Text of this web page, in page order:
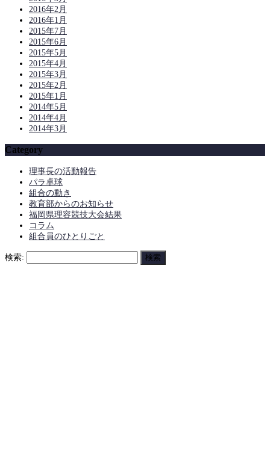
2016年2月
2016年1月
2015年7月
2015年6月
2015年5月
2015年4月
2015年3月
2015年2月
2015年1月
2014年5月
2014年4月
2014年3月
Category
理事長の活動報告
パラ卓球
組合の動き
教育部からのお知らせ
福岡県理容競技大会結果
コラム
組合員のひとりごと
検索: